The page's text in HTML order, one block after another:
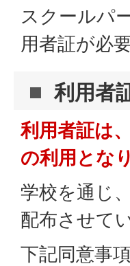
スクールパ
用者証が必
利用者
利用者証は
の利用とな
学校を通じ
配布させて
下記同意事